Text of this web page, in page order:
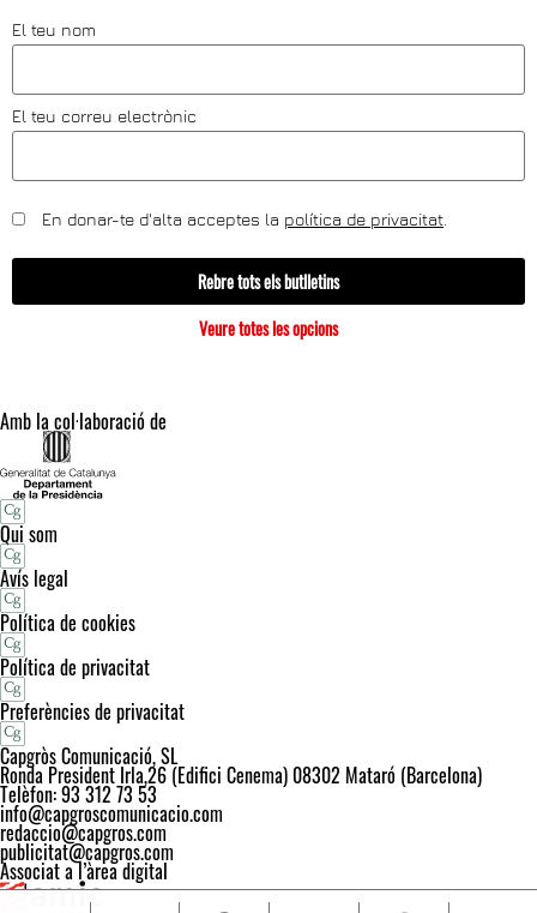
El teu nom
El teu correu electrònic
En donar-te d'alta acceptes la política de privacitat
Rebre tots els butlletins
Veure totes les opcions
Amb la col·laboració de
Qui som
Avís legal
Política de cookies
Política de privacitat
Preferències de privacitat
Capgròs Comunicació, SL
Ronda President Irla,26 (Edifici Cenema) 08302 Mataró (Barcelona)
Telèfon: 93 312 73 53
info@capgroscomunicacio.com
redaccio@capgros.com
publicitat@capgros.com
Associat a l’àrea digital